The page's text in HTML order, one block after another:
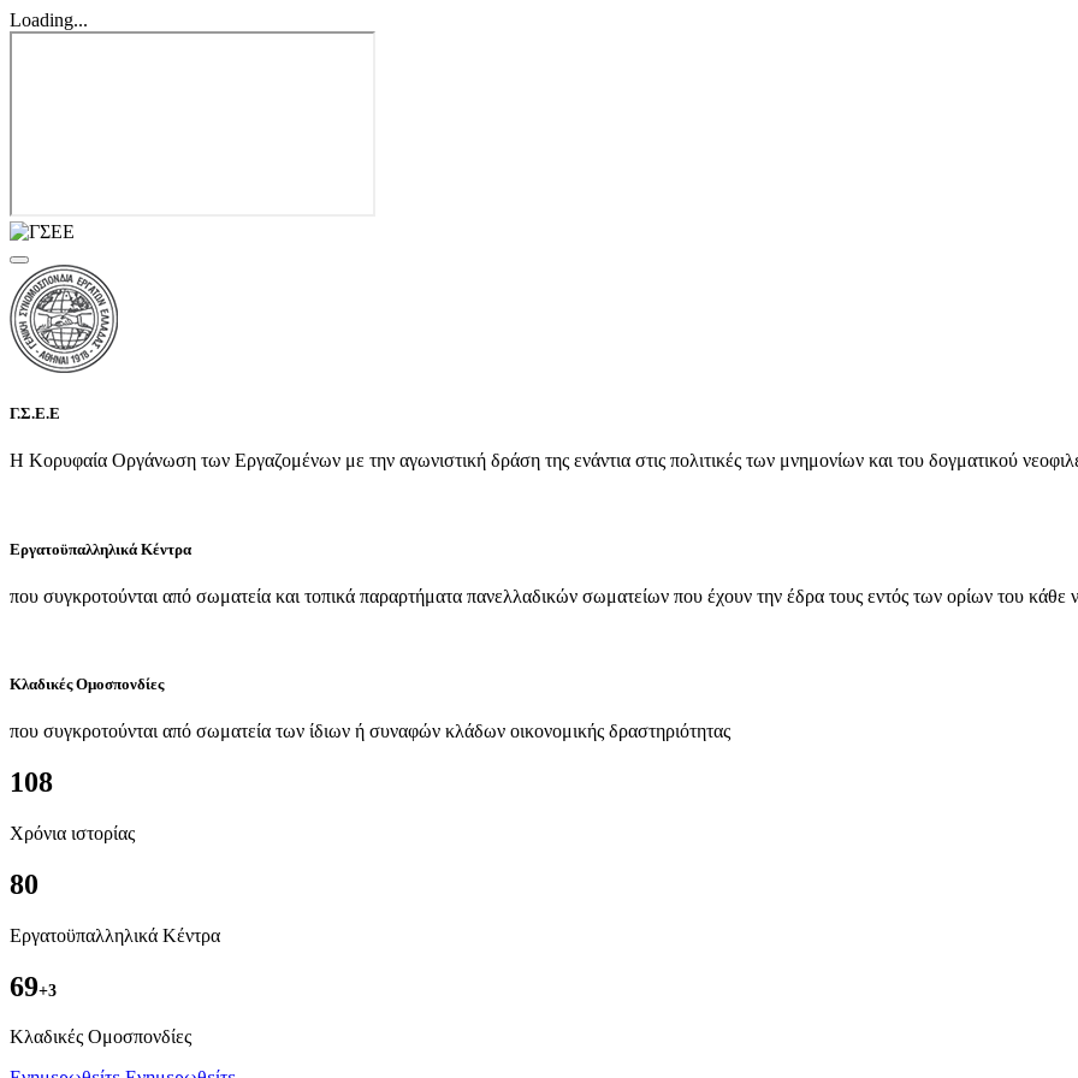
Loading...
Γ.Σ.Ε.Ε
Η Κορυφαία Οργάνωση των Εργαζομένων με την αγωνιστική δράση της ενάντια στις πολιτικές των μνημονίων και του δογματικού
Εργατοϋπαλληλικά Κέντρα
που συγκροτούνται από σωματεία και τοπικά παραρτήματα πανελλαδικών σωματείων που έχουν την έδρα τους εντός των ορίων του κάθε
Κλαδικές Ομοσπονδίες
που συγκροτούνται από σωματεία των ίδιων ή συναφών κλάδων οικονομικής δραστηριότητας
108
Χρόνια ιστορίας
80
Εργατοϋπαλληλικά Κέντρα
69+3
Kλαδικές Ομοσπονδίες